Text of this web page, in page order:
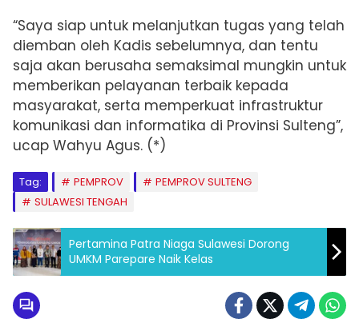
“Saya siap untuk melanjutkan tugas yang telah
diemban oleh Kadis sebelumnya, dan tentu
saja akan berusaha semaksimal mungkin untuk
memberikan pelayanan terbaik kepada
masyarakat, serta memperkuat infrastruktur
komunikasi dan informatika di Provinsi Sulteng”,
ucap Wahyu Agus. (*)
Tag: PEMPROV
PEMPROV SULTENG
SULAWESI TENGAH
Pertamina Patra Niaga Sulawesi Dorong
UMKM Parepare Naik Kelas